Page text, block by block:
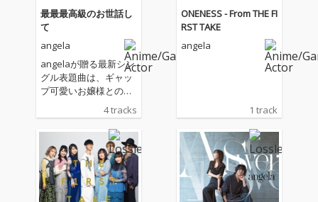
最最最高級のお世話し
て
angela
angelaが贈る最新シン
グル表題曲は、ギャッ
プ可愛いお嬢様との主
従を越えて始まる恋物
語―TVアニメ『才女の
お世話』OPテーマ!キ
ャッチーなお世話ソン
グと夏夏夏ソングをお
届け!
4 tracks
ONENESS - From THE FI
RST TAKE
angela
1 track